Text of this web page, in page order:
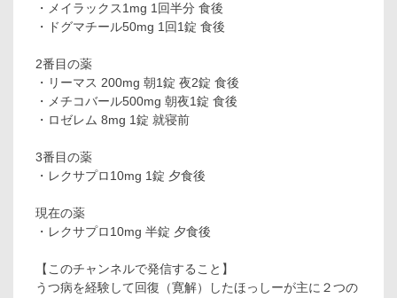
・メイラックス1mg 1回半分 食後
・ドグマチール50mg 1回1錠 食後
2番目の薬
・リーマス 200mg 朝1錠 夜2錠 食後
・メチコバール500mg 朝夜1錠 食後
・ロゼレム 8mg 1錠 就寝前
3番目の薬
・レクサプロ10mg 1錠 夕食後
現在の薬
・レクサプロ10mg 半錠 夕食後
【このチャンネルで発信すること】
うつ病を経験して回復（寛解）したほっしーが主に２つの